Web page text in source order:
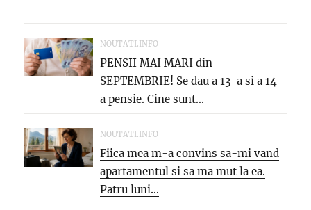
NOUTATI.INFO
PENSII MAI MARI din
SEPTEMBRIE! Se dau a 13-a si a 14-
a pensie. Cine sunt...
NOUTATI.INFO
Fiica mea m-a convins sa-mi vand
apartamentul si sa ma mut la ea.
Patru luni...